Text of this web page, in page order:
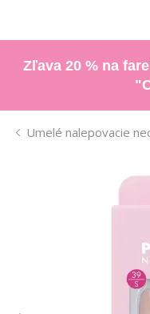
Zľava 20 % na
Umelé nalepovacie